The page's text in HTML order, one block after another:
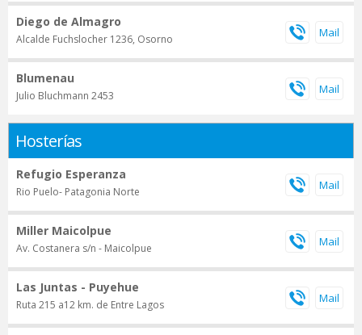
Diego de Almagro
Alcalde Fuchslocher 1236, Osorno
Blumenau
Julio Bluchmann 2453
Hosterías
Refugio Esperanza
Rio Puelo- Patagonia Norte
Miller Maicolpue
Av. Costanera s/n - Maicolpue
Las Juntas - Puyehue
Ruta 215 a12 km. de Entre Lagos